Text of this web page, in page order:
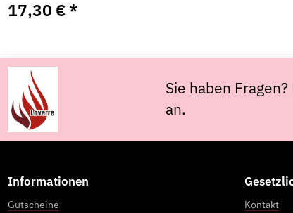
17,30 € *
Sie haben
an.
Informationen
Gutscheine
Kontakt